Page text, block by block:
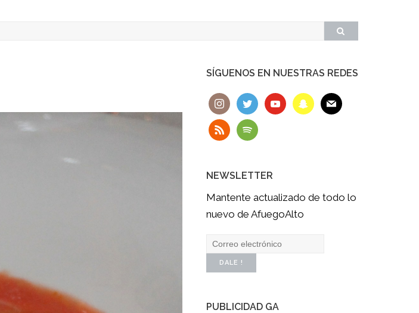
SÍGUENOS EN NUESTRAS REDES
NEWSLETTER
Mantente actualizado de todo lo
nuevo de AfuegoAlto
PUBLICIDAD GA